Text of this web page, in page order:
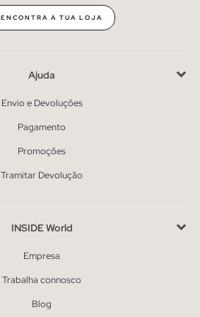
ENCONTRA A TUA LOJA
Ajuda
Envio e Devoluções
Pagamento
Promoções
Tramitar Devolução
INSIDE World
Empresa
Trabalha connosco
Blog